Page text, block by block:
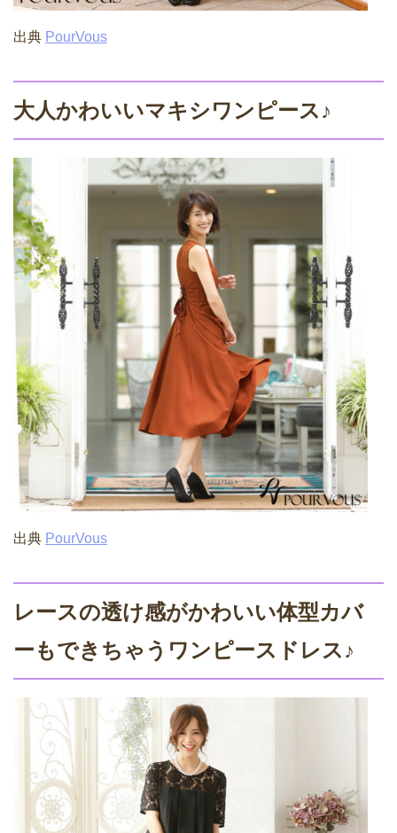
出典 PourVous
大人かわいいマキシワンピース♪
出典 PourVous
レースの透け感がかわいい体型カバ
ーもできちゃうワンピースドレス♪